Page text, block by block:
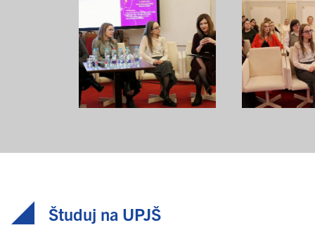
Študuj na UPJŠ